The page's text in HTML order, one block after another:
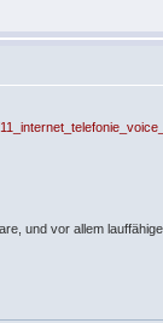
und vor allem